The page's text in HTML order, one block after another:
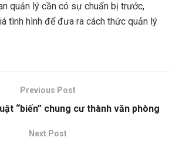
quản lý cần có sự chuẩn bị trước,
tình hình để đưa ra cách thức quản lý
Previous Post
“biến” chung cư thành văn phòng
Next Post